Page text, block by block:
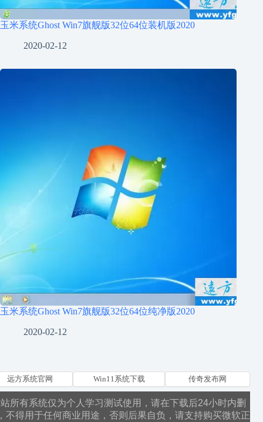
玉米系统Ghost Win7旗舰版32位64位装机版2020
2020-02-12
玉米系统Ghost Win7旗舰版32位64位纯净版2020
2020-02-12
远方系统官网 Win11系统下载 传奇发布网
所有系统仅为个人学习测试使用，请在下载后24小时内删
不得用于任何商业用途，否则后果自负，请支持购买微软正